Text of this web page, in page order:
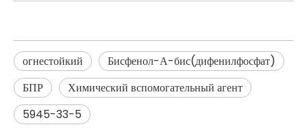
огнестойкий
Бисфенол-А-бис(дифенилфосфат)
БПР
Химический вспомогательный агент
5945-33-5